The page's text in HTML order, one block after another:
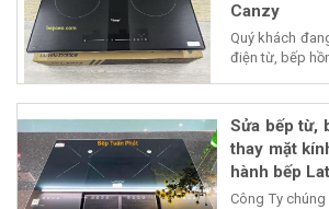
Canzy
Quý khách
điện từ, bếp
Sửa bếp từ,
thay mặt
hành bếp
Công Ty